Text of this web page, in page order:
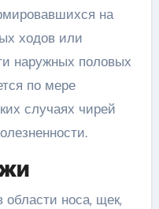
на
ходов или
наружных половых
по мере
случаях чирей
носа, щек,